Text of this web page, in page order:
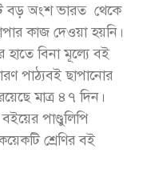
বড় অংশ ভারত থেকে
কাজ দেওয়া হয়নি।
বিনা মূল্যে বই
পাঠ্যবই ছাপানোর
মাত্র ৪৭ দিন।
পাণ্ডুলিপি
শ্রেণির বই